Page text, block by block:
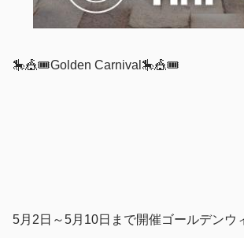
🎠🎪🎟Golden Carnival🎠🎪🎟
5月2日～5月10日まで開催ゴールデンウ